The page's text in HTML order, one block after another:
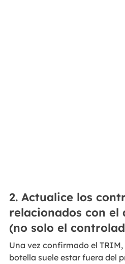
2. Actualice los
relacionados con el
(no solo el
Una vez confirmado el
botella suele estar fuera del